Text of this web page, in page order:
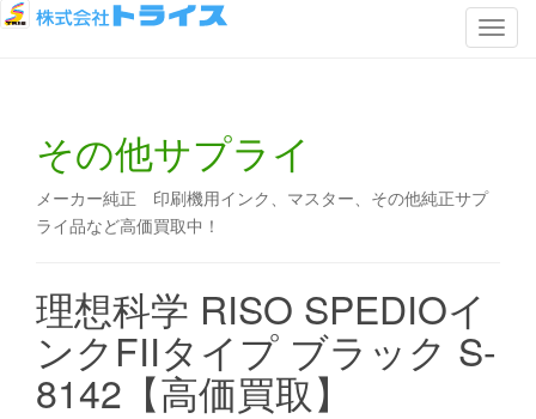
ナ
その他サプライ
メーカー純正 印刷機用インク、マスター、その他純正サプ
ライ品など高価買取中！
理想科学 RISO SPEDIOイ
ンクFIIタイプ ブラック S-
8142【高価買取】